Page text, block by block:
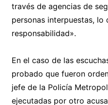
través de agencias de
personas interpuestas, lo
responsabilidad».
En el caso de las
probado que fueron
jefe de la Policía
ejecutadas por otro